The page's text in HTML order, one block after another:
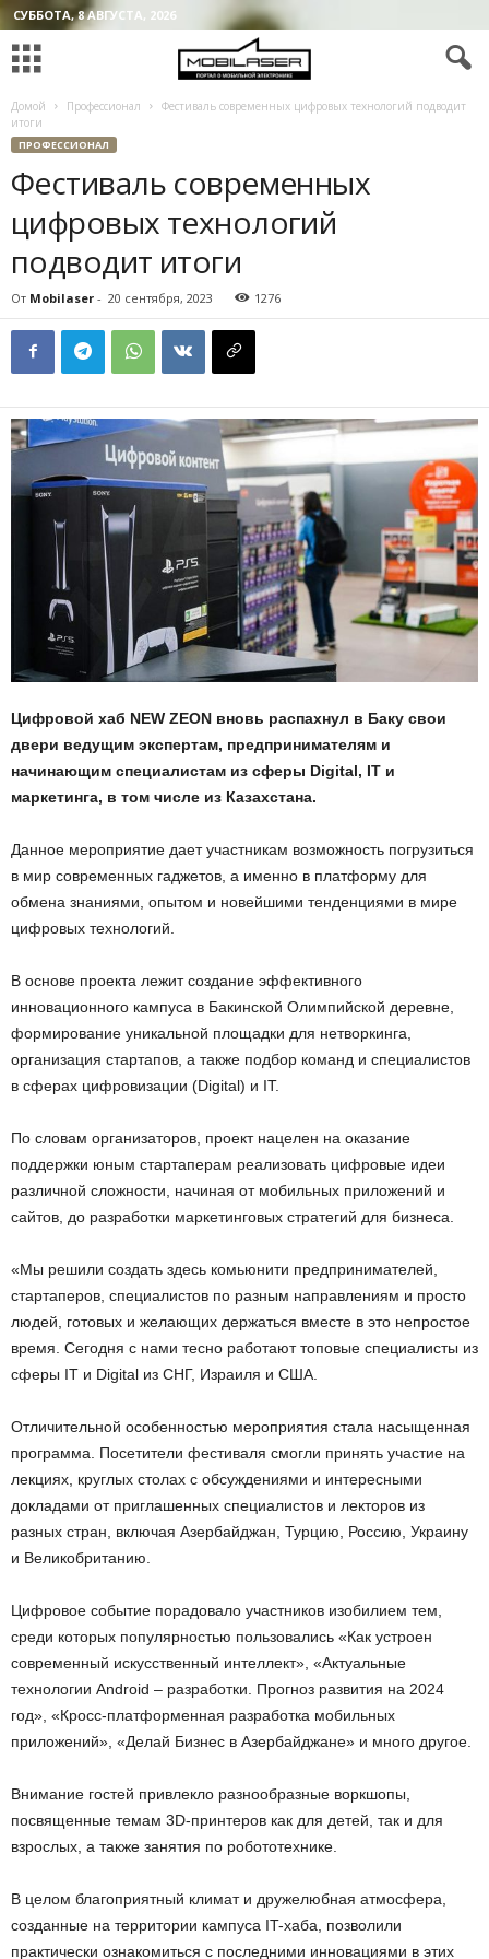
СУББОТА, 8 АВГУСТА, 2026
Домой Профессионал
Фестиваль современных цифровых технологий подводит
итоги
ПРОФЕССИОНАЛ
Фестиваль современных
цифровых технологий
подводит итоги
От Mobilaser - 20 сентября, 2023 1276
Цифровой хаб NEW ZEON вновь распахнул в Баку свои
двери ведущим экспертам, предпринимателям и
начинающим специалистам из сферы Digital, IT и
маркетинга, в том числе из Казахстана.
Данное мероприятие дает участникам возможность погрузиться
в мир современных гаджетов, а именно в платформу для
обмена знаниями, опытом и новейшими тенденциями в мире
цифровых технологий.
В основе проекта лежит создание эффективного
инновационного кампуса в Бакинской Олимпийской деревне,
формирование уникальной площадки для нетворкинга,
организация стартапов, а также подбор команд и специалистов
в сферах цифровизации (Digital) и IT.
По словам организаторов, проект нацелен на оказание
поддержки юным стартаперам реализовать цифровые идеи
различной сложности, начиная от мобильных приложений и
сайтов, до разработки маркетинговых стратегий для бизнеса.
«Мы решили создать здесь комьюнити предпринимателей,
стартаперов, специалистов по разным направлениям и просто
людей, готовых и желающих держаться вместе в это непростое
время. Сегодня с нами тесно работают топовые специалисты из
сферы IT и Digital из СНГ, Израиля и США.
Отличительной особенностью мероприятия стала насыщенная
программа. Посетители фестиваля смогли принять участие на
лекциях, круглых столах с обсуждениями и интересными
докладами от приглашенных специалистов и лекторов из
разных стран, включая Азербайджан, Турцию, Россию, Украину
и Великобританию.
Цифровое событие порадовало участников изобилием тем,
среди которых популярностью пользовались «Как устроен
современный искусственный интеллект», «Актуальные
технологии Android – разработки. Прогноз развития на 2024
год», «Кросс-платформенная разработка мобильных
приложений», «Делай Бизнес в Азербайджане» и много другое.
Внимание гостей привлекло разнообразные воркшопы,
посвященные темам 3D-принтеров как для детей, так и для
взрослых, а также занятия по робототехнике.
В целом благоприятный климат и дружелюбная атмосфера,
созданные на территории кампуса IT-хаба, позволили
практически ознакомиться с последними инновациями в этих